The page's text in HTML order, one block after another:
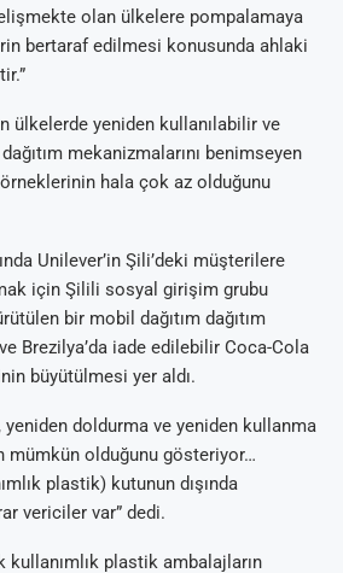
olan ülkelere pompalamaya
bertaraf edilmesi konusunda ahlaki
ülkelerde yeniden kullanılabilir ve
mekanizmalarını benimseyen
hala çok az olduğunu
Unilever’in Şili’deki müşterilere
için Şilili sosyal girişim grubu
bir mobil dağıtım dağıtım
Brezilya’da iade edilebilir Coca-Cola
büyütülmesi yer aldı.
yeniden doldurma ve yeniden kullanma
mümkün olduğunu gösteriyor…
plastik) kutunun dışında
vericiler var” dedi.
plastik ambalajların